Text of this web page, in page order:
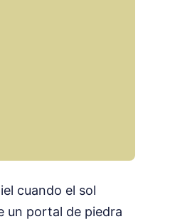
cuando el sol
un portal de piedra